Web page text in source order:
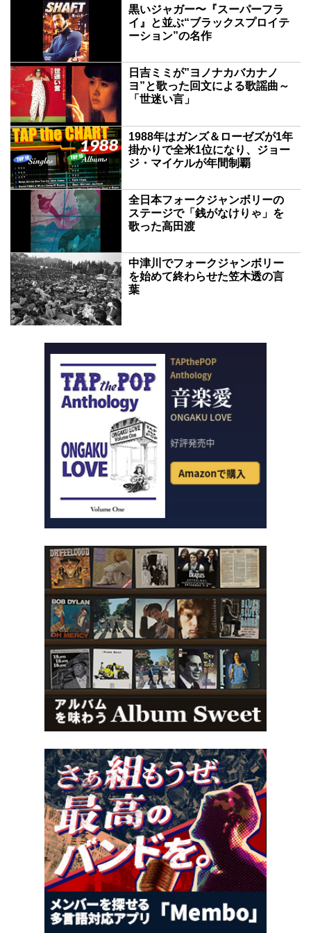
黒いジャガー〜『スーパーフラ
イ』と並ぶ“ブラックスプロイテ
ーション”の名作
日吉ミミが”ヨノナカバカナノ
ヨ”と歌った回文による歌謡曲～
「世迷い言」
1988年はガンズ＆ローゼズが1年
掛かりで全米1位になり、ジョー
ジ・マイケルが年間制覇
全日本フォークジャンボリーの
ステージで「銭がなけりゃ」を
歌った高田渡
中津川でフォークジャンボリー
を始めて終わらせた笠木透の言
葉